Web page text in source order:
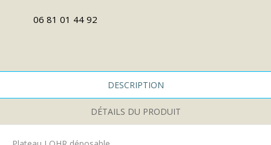
06 81 01 44 92
DESCRIPTION
DÉTAILS DU PRODUIT